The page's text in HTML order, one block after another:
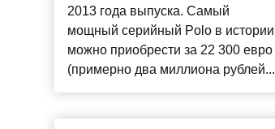
2013 года выпуска. Самый
мощный серийный Polo в истории
можно приобрести за 22 300 евро
(примерно два миллиона рублей...